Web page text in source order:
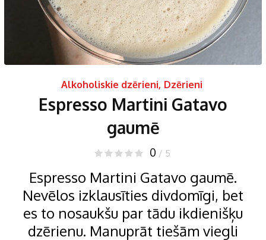
Alkoholiskie dzērieni, Dzērieni
Espresso Martini Gatavo
gaumē
0 / 5
Espresso Martini Gatavo gaumē.
Nevēlos izklausīties divdomīgi, bet
es to nosaukšu par tādu ikdienišķu
dzērienu. Manuprāt tiešām viegli